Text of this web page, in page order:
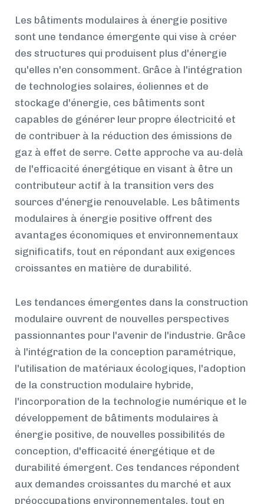
Les bâtiments modulaires à énergie positive
sont une tendance émergente qui vise à créer
des structures qui produisent plus d'énergie
qu'elles n'en consomment. Grâce à l'intégration
de technologies solaires, éoliennes et de
stockage d'énergie, ces bâtiments sont
capables de générer leur propre électricité et
de contribuer à la réduction des émissions de
gaz à effet de serre. Cette approche va au-delà
de l'efficacité énergétique en visant à être un
contributeur actif à la transition vers des
sources d'énergie renouvelable. Les bâtiments
modulaires à énergie positive offrent des
avantages économiques et environnementaux
significatifs, tout en répondant aux exigences
croissantes en matière de durabilité.
Les tendances émergentes dans la construction
modulaire ouvrent de nouvelles perspectives
passionnantes pour l'avenir de l'industrie. Grâce
à l'intégration de la conception paramétrique,
l'utilisation de matériaux écologiques, l'adoption
de la construction modulaire hybride,
l'incorporation de la technologie numérique et le
développement de bâtiments modulaires à
énergie positive, de nouvelles possibilités de
conception, d'efficacité énergétique et de
durabilité émergent. Ces tendances répondent
aux demandes croissantes du marché et aux
préoccupations environnementales, tout en